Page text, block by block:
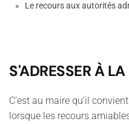
Le recours aux autorités
S'ADRESSER À
C’est au maire qu’il
lorsque les recours